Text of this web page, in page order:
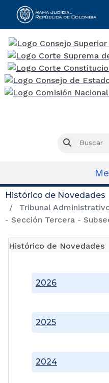
Buscar
Histórico de Novedades
Tribunal
- Sección Tercera -
Histórico de Novedades
2024
2025
2026